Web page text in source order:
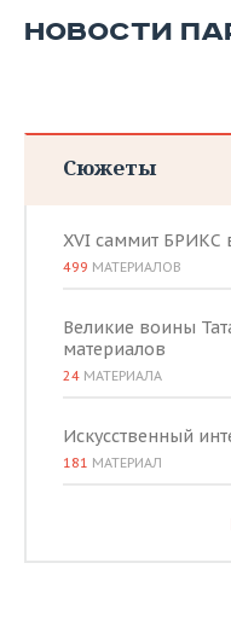
НОВОСТИ
Сюжеты
XVI саммит БРИКС
499 МАТЕРИАЛОВ
Великие воины
материалов
24 МАТЕРИАЛА
Искусственный
181 МАТЕРИАЛ